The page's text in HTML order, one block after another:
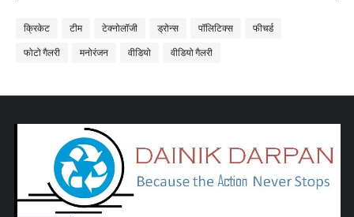
क्रिकेट टीम टेक्नोलॉजी ड्रोन्स पॉलिटिक्स फीचर्ड
फोटो गैलरी मनोरंजन वीडियो वीडियो गैलरी